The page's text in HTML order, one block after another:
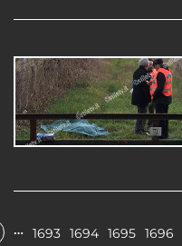
… 1693 1694 1695 1696